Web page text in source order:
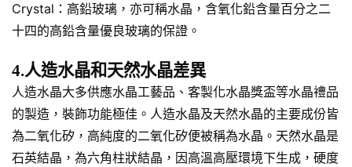
Crystal：高鉛玻璃，亦可稱水晶，含氧化鉛含量百分之二
十四的高鉛含量優良玻璃的保證。
4.人造水晶和天然水晶差異
人造水晶大多供應水晶工藝品、客製化水晶獎盃等水晶禮品
的製造，裝飾功能極佳。人造水晶及天然水晶的主要成份皆
為二氧化矽，高純度的二氧化矽便被稱為水晶。天然水晶是
石英結晶，為六角柱狀結晶，因高溫高壓環境下生成，硬度